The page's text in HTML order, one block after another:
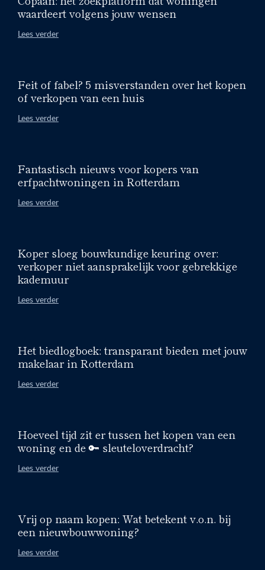
waardeert volgens jouw wensen
Lees verder
Feit of fabel? 5 misverstanden over het kopen
of verkopen van een huis
Lees verder
Fantastisch nieuws voor kopers van
erfpachtwoningen in Rotterdam
Lees verder
Koper sloeg bouwkundige keuring over:
verkoper niet aansprakelijk voor gebrekkige
kademuur
Lees verder
Het biedlogboek: transparant bieden met jouw
makelaar in Rotterdam
Lees verder
Hoeveel tijd zit er tussen het kopen van een
woning en de 🔑 sleuteloverdracht?
Lees verder
Vrij op naam kopen: Wat betekent v.o.n. bij
een nieuwbouwwoning?
Lees verder